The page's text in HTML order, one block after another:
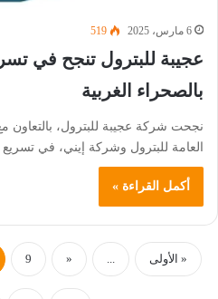
6 مارس، 2025 519
عجيبة للبترول تنجح في
بالصحراء الغربية
نجحت شركة عجيبة للبترول، بالتعاون
العامة للبترول وشركة إيني، في
أكمل القراءة »
« الأولى «
9